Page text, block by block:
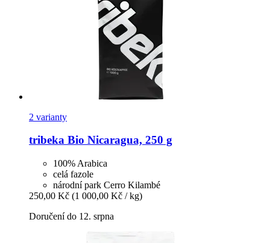
2 varianty
tribeka Bio Nicaragua, 250 g
100% Arabica
celá fazole
národní park Cerro Kilambé
250,00 Kč (1 000,00 Kč / kg)
Doručení do 12. srpna